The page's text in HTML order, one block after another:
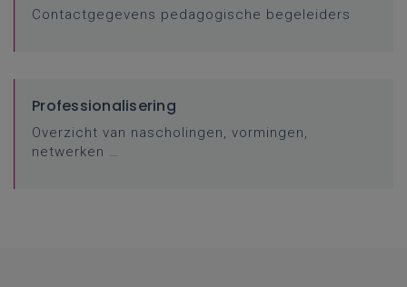
Contactgegevens pedagogische begeleiders
Professionalisering
Overzicht van nascholingen, vormingen,
netwerken …